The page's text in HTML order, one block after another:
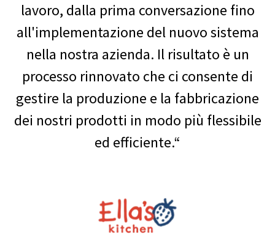
lavoro, dalla prima conversazione fino
all'implementazione del nuovo sistema
nella nostra azienda. Il risultato è un
processo rinnovato che ci consente di
gestire la produzione e la fabbricazione
dei nostri prodotti in modo più flessibile
ed efficiente.“